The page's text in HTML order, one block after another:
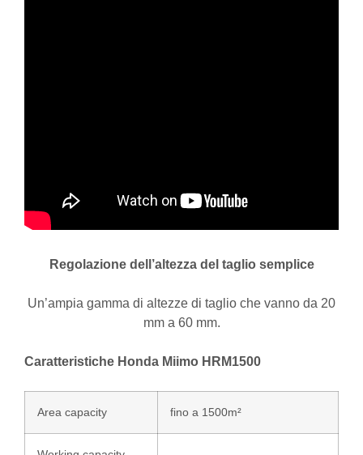
Regolazione dell’altezza del taglio semplice
Un’ampia gamma di altezze di taglio che vanno da 20
mm a 60 mm.
Caratteristiche Honda Miimo HRM1500
Area capacity fino a 1500m²